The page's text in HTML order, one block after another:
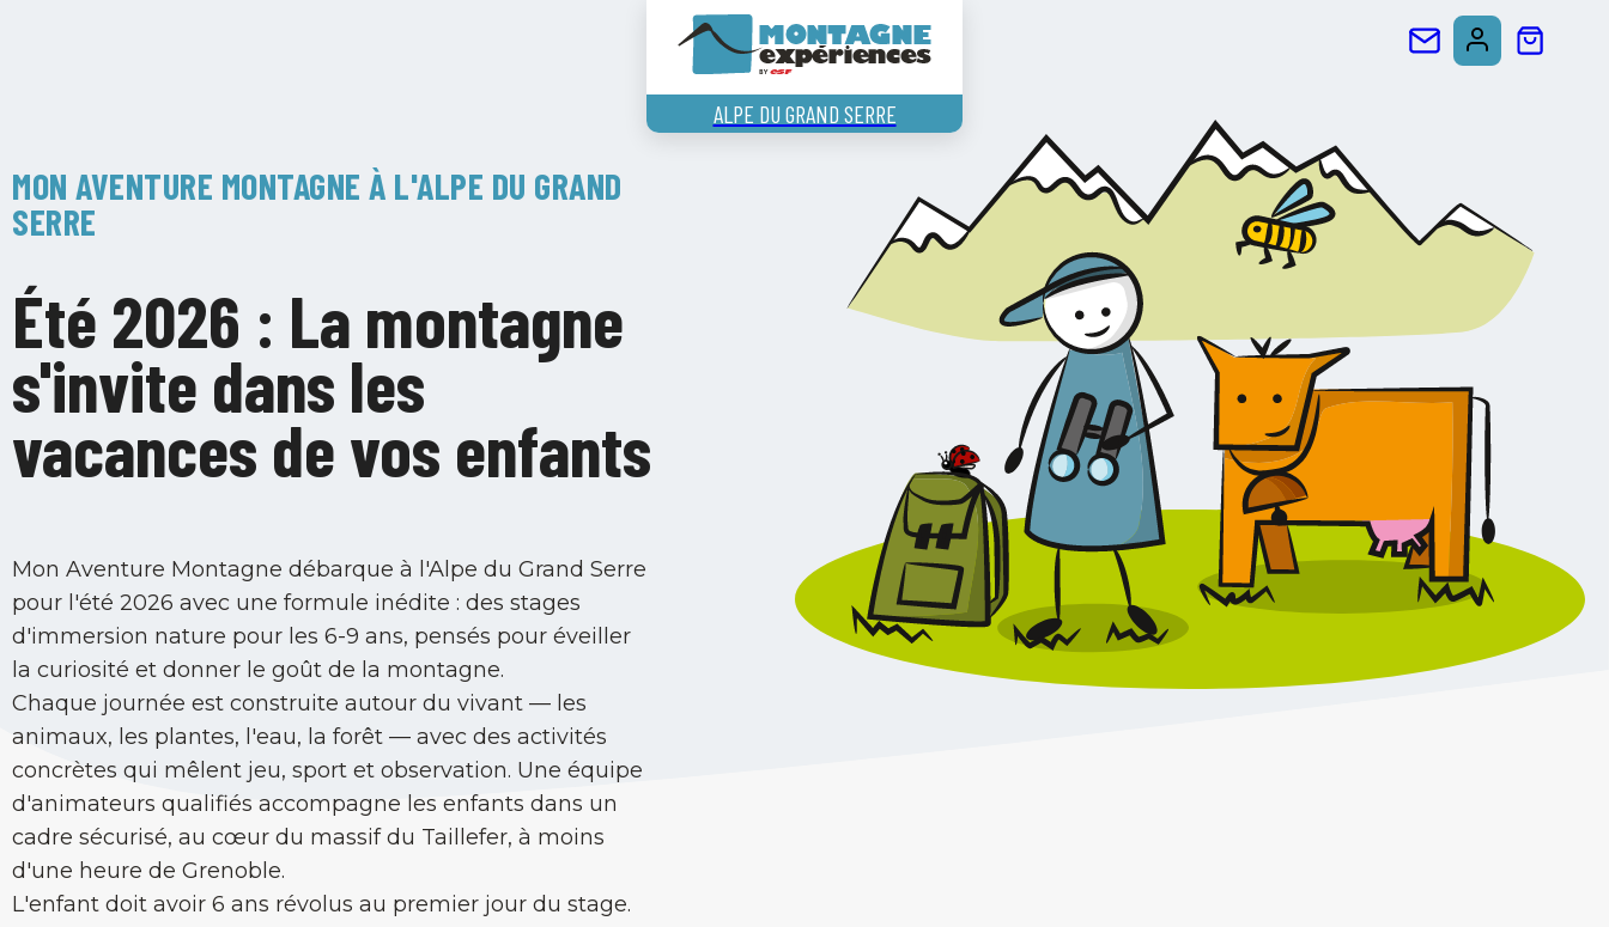
ALPE DU GRAND SERRE
MON AVENTURE MONTAGNE À L'ALPE DU GRAND
SERRE
Été 2026 : La montagne
s'invite dans les
vacances de vos enfants
Mon Aventure Montagne débarque à l'Alpe du Grand Serre
pour l'été 2026 avec une formule inédite : des stages
d'immersion nature pour les 6-9 ans, pensés pour éveiller
la curiosité et donner le goût de la montagne.
Chaque journée est construite autour du vivant — les
animaux, les plantes, l'eau, la forêt — avec des activités
concrètes qui mêlent jeu, sport et observation. Une équipe
d'animateurs qualifiés accompagne les enfants dans un
cadre sécurisé, au cœur du massif du Taillefer, à moins
d'une heure de Grenoble.
L'enfant doit avoir 6 ans révolus au premier jour du stage.